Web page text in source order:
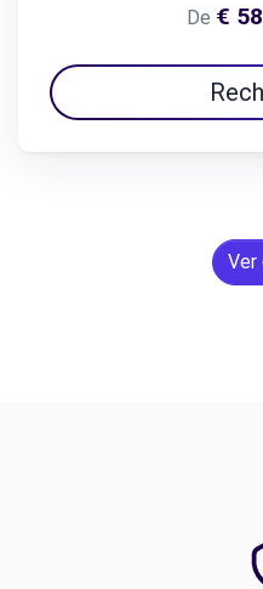
De €